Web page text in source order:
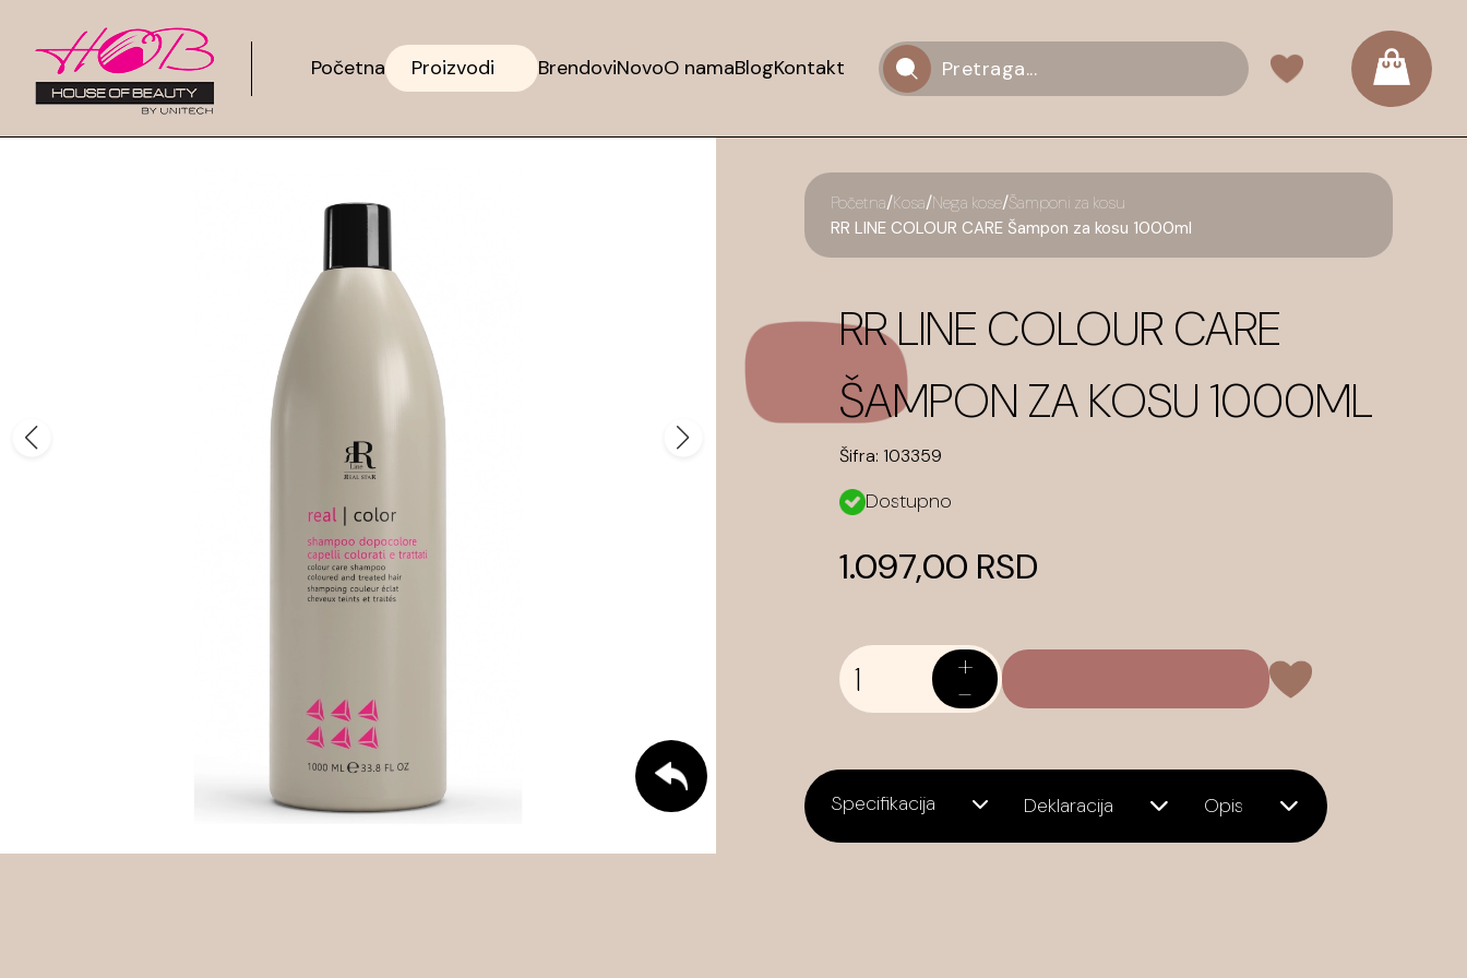
Početna Proizvodi BrendoviNovoO namaBlogKontakt
Početna/Kosa/Nega kose/Šamponi za kosu
RR LINE COLOUR CARE Šampon za kosu 1000ml
RR LINE COLOUR CARE
ŠAMPON ZA KOSU 1000ML
Šifra: 103359
Dostupno
1.097,00 RSD
+
-
Specifikacija Deklaracija Opis